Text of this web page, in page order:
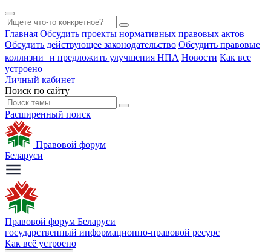
Главная Обсудить проекты нормативных правовых актов
Обсудить действующее законодательство Обсудить правовые
коллизии и предложить улучшения НПА Новости Как все
устроено
Личный кабинет
Поиск по сайту
Расширенный поиск
Правовой форум
Беларуси
Правовой форум Беларуси
государственный информационно-правовой ресурс
Как всё устроено